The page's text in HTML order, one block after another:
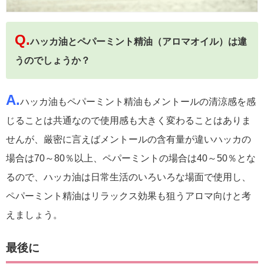
Q.ハッカ油とペパーミント精油（アロマオイル）は違
うのでしょうか？
A.ハッカ油もペパーミント精油もメントールの清涼感を感
じることは共通なので使用感も大きく変わることはありま
せんが、厳密に言えばメントールの含有量が違いハッカの
場合は70～80％以上、ペパーミントの場合は40～50％とな
るので、ハッカ油は日常生活のいろいろな場面で使用し、
ペパーミント精油はリラックス効果も狙うアロマ向けと考
えましょう。
最後に